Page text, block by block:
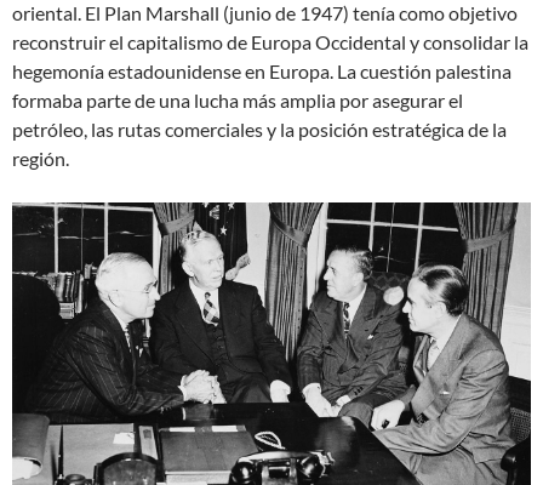
oriental. El Plan Marshall (junio de 1947) tenía como objetivo
reconstruir el capitalismo de Europa Occidental y consolidar la
hegemonía estadounidense en Europa. La cuestión palestina
formaba parte de una lucha más amplia por asegurar el
petróleo, las rutas comerciales y la posición estratégica de la
región.